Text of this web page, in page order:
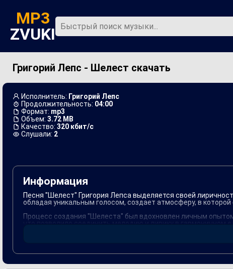
MP3
ZVUKI
Главная Новинки
Григорий Лепс - Шелест скачать
Исполнитель: Григорий Лепс
Продолжительность: 04:00
Формат: mp3
Объем: 3.72 MB
Качество: 320 кбит/с
Слушали: 2
Информация
Песня "Шелест" Григория Лепса выделяется своей
обладая уникальным голосом, создает атмосферу, в
Процесс создания "Шелеста" был вдохновлен личным
что позволило соединить мелодию и лирику в